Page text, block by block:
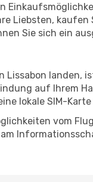
Liebsten,
Sie sich ein
landen,
auf Ihrem
lokale SIM-
vom